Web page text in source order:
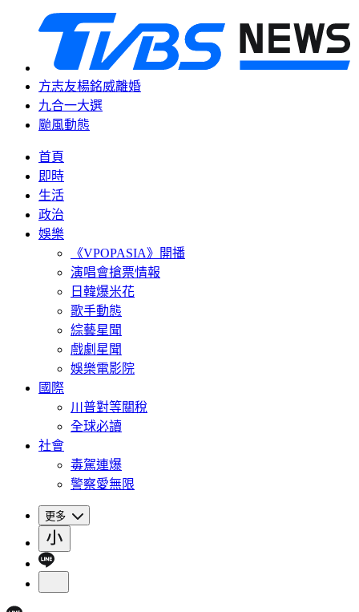
方志友楊銘威離婚
九合一大選
颱風動態
首頁
即時
生活
政治
娛樂
《VPOPASIA》開播
演唱會搶票情報
日韓爆米花
歌手動態
綜藝星聞
戲劇星聞
娛樂電影院
國際
川普對等關稅
全球必讀
社會
毒駕連爆
警察愛無限
更多